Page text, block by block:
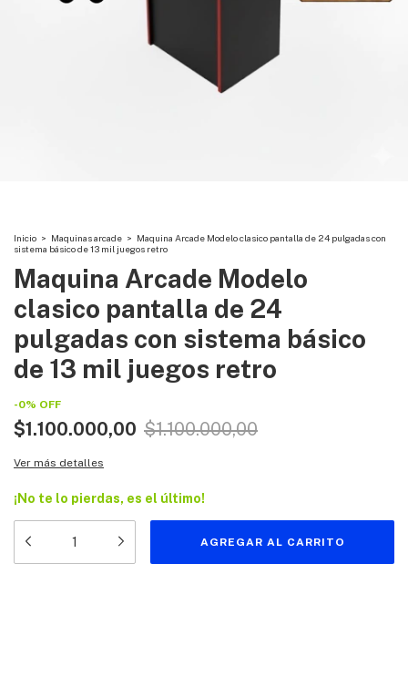
Inicio > Maquinas arcade > Maquina Arcade Modelo clasico pantalla de 24 pulgadas con
sistema básico de 13 mil juegos retro
Maquina Arcade Modelo
clasico pantalla de 24
pulgadas con sistema básico
de 13 mil juegos retro
-0% OFF
$1.100.000,00 $1.100.000,00
Ver más detalles
¡No te lo pierdas, es el último!